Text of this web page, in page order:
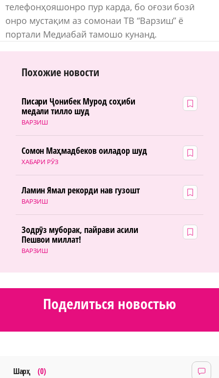
телефонҳояшонро пур карда, бо оғози бозӣ
онро мустақим аз сомонаи ТВ “Варзиш” ё
портали Медиабай тамошо кунанд.
Похожие новости
ВАРЗИШ
Писари Ҷонибек Мурод соҳиби
медали тилло шуд
ХАБАРИ РӮЗ
Сомон Маҳмадбеков оиладор шуд
ВАРЗИШ
Ламин Ямал рекорди нав гузошт
ВАРЗИШ
Зодрӯз муборак, пайрави асили
Пешвои миллат!
Поделиться новостью
Шарҳ (0)